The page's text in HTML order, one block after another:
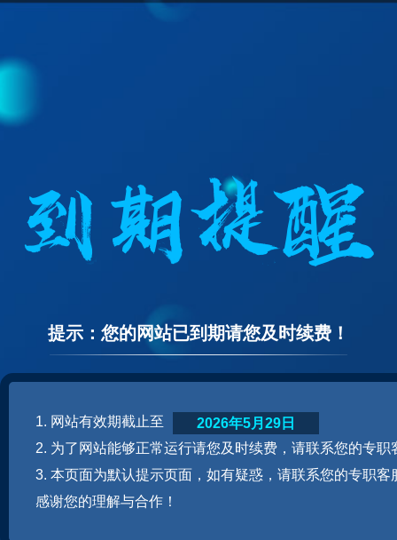
提示：您的网站已到期请您及时续费！
1. 网站有效期截止至
2. 为了网站能够正常运行请您及时续费，请联系您的专职
3. 本页面为默认提示页面，如有疑惑，请联系您的专职客
感谢您的理解与合作！
2026年5月29日